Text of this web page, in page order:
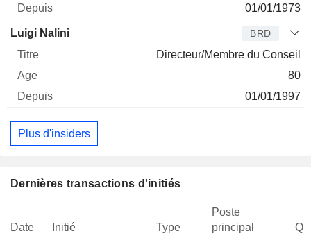
01/01/1973
Luigi Nalini BRD
Directeur/Membre du Conseil
80
01/01/1997
Plus d'insiders
Dernières transactions d'initiés
Date Initié Type
Poste
principal